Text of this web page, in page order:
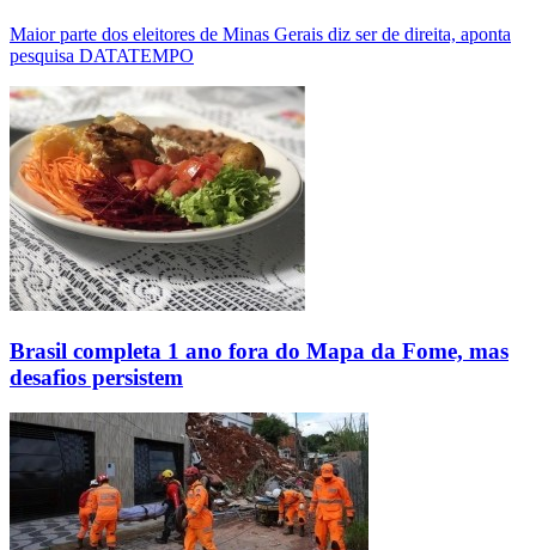
Maior parte dos eleitores de Minas Gerais diz ser de direita, aponta
pesquisa DATATEMPO
Brasil completa 1 ano fora do Mapa da Fome, mas
desafios persistem